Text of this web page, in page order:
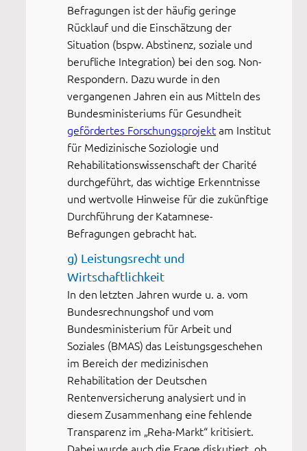
Befragungen ist der häufig geringe
Rücklauf und die Einschätzung der
Situation (bspw. Abstinenz, soziale und
berufliche Integration) bei den sog. Non-
Respondern. Dazu wurde in den
vergangenen Jahren ein aus Mitteln des
Bundesministeriums für Gesundheit
gefördertes Forschungsprojektam Institut
für Medizinische Soziologie und
Rehabilitationswissenschaft der Charité
durchgeführt, das wichtige Erkenntnisse
und wertvolle Hinweise für die zukünftige
Durchführung der Katamnese-
Befragungen gebracht hat.
g) Leistungsrecht und
Wirtschaftlichkeit
In den letzten Jahren wurde u. a. vom
Bundesrechnungshof und vom
Bundesministerium für Arbeit und
Soziales (BMAS) das Leistungsgeschehen
im Bereich der medizinischen
Rehabilitation der Deutschen
Rentenversicherung analysiert und in
diesem Zusammenhang eine fehlende
Transparenz im „Reha-Markt“ kritisiert.